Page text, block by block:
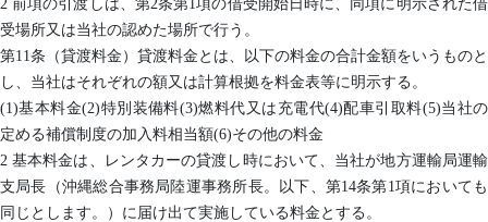
2 前項の引渡しは、第2条第1項の借受開始日時に、同項に明示された借
受場所又は当社の認めた場所で行う。
第11条（貸渡料金）貸渡料金とは、以下の料金の合計金額をいうものと
し、当社はそれぞれの額又は計算根拠を料金表等に明示する。
(1)基本料金(2)特別装備料(3)燃料代又は充電代(4)配車引取料(5)当社の
定める補償制度の加入料相当額(6)その他の料金
2 基本料金は、レンタカーの貸渡し時において、当社が地方運輸局運輸
支局長（沖縄総合事務局陸運事務所長。以下、第14条第1項においても
同じとします。）に届け出て実施している料金とする。